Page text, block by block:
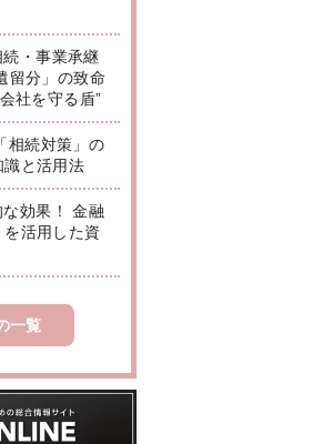
・事業承継
留分」の致命
社を守る盾”
相続対策」の
識と活用法
効果！ 金融
活用した資
一覧